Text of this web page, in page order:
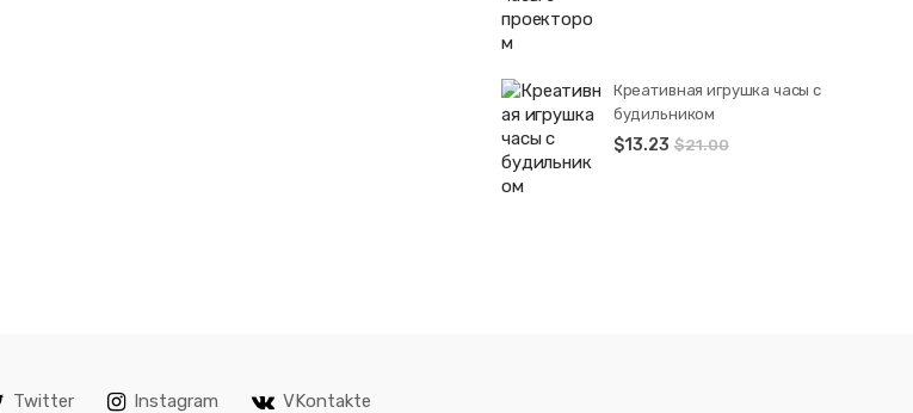
Креативная игрушка часы c
будильником
$13.23 $21.00
Twitter Instagram VKontakte